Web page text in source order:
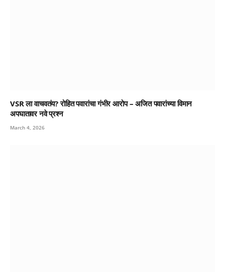
VSR ला वाचवतंय? रोहित पवारांचा गंभीर आरोप – अजित पवारांच्या विमान
अपघातावर नवे प्रश्न
March 4, 2026